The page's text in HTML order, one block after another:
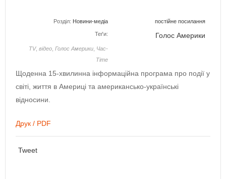
Розділ: Новини-медіа постійне посилання
Теґи:
TV, відео Голос Америки Час-
Time
Голос Америки
Щоденна 15-хвилинна iнформацiйна програма про подiї у
свiтi, життя в Америці та американсько-українськi
відносини.
Друк / PDF
Tweet